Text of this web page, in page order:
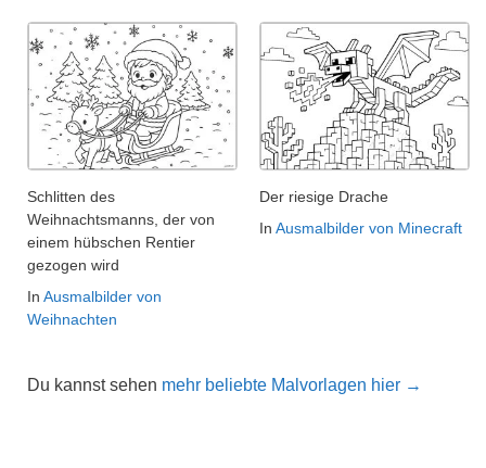
Schlitten des
Weihnachtsmanns, der von
einem hübschen Rentier
gezogen wird
In Ausmalbilder von
Weihnachten
Der riesige Drache
In Ausmalbilder von Minecraft
Du kannst sehen mehr beliebte Malvorlagen hier →